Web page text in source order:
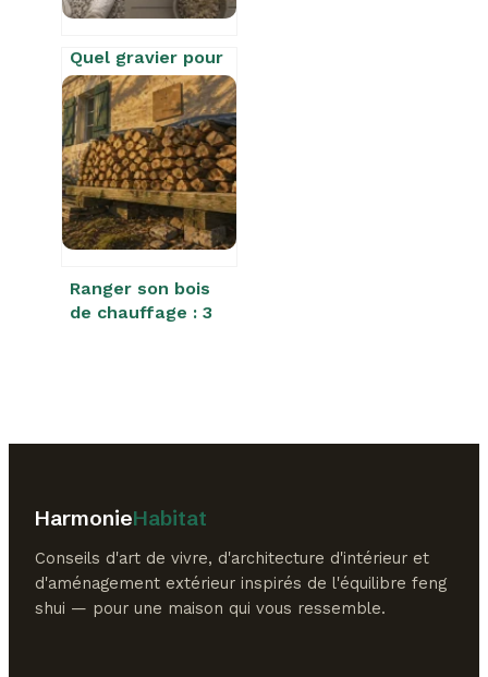
Quel gravier pour
terrasse :
granulométrie,
stabilité et guide
de pose
Ranger son bois
de chauffage : 3
HarmonieHabitat
Conseils d'art de vivre, d'architecture d'intérieur et
d'aménagement extérieur inspirés de l'équilibre feng
shui — pour une maison qui vous ressemble.